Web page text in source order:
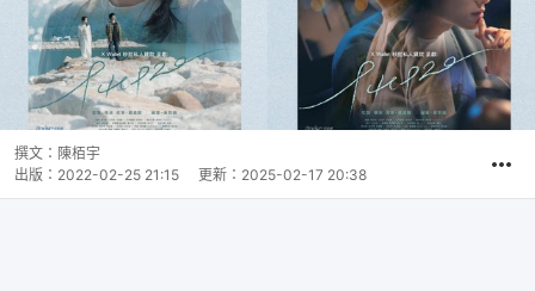
撰文： 陳栢宇
出版： 2022-02-25 21:15 更新： 2025-02-17 20:38